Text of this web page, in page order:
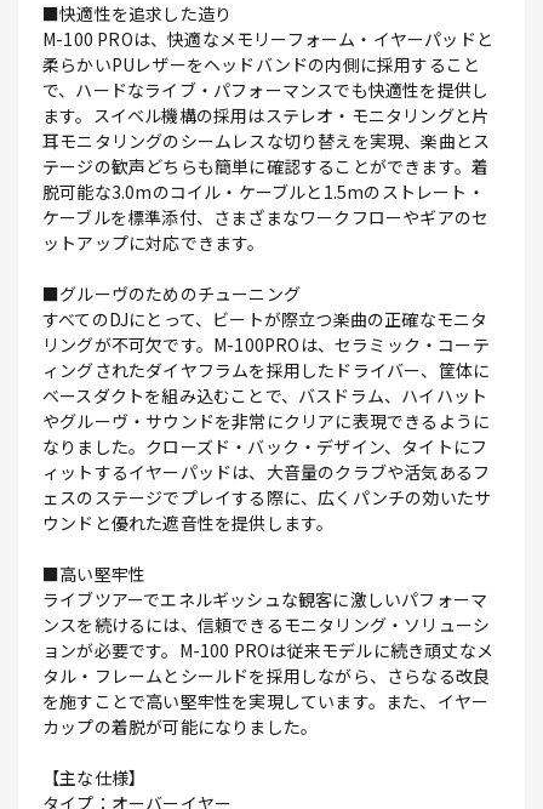
■快適性を追求した造り
M-100 PROは、快適なメモリーフォーム・イヤーパッドと
柔らかいPUレザーをヘッドバンドの内側に採用すること
で、ハードなライブ・パフォーマンスでも快適性を提供し
ます。スイベル機構の採用はステレオ・モニタリングと片
耳モニタリングのシームレスな切り替えを実現、楽曲とス
テージの歓声どちらも簡単に確認することができます。着
脱可能な3.0mのコイル・ケーブルと1.5mのストレート・
ケーブルを標準添付、さまざまなワークフローやギアのセ
ットアップに対応できます。
■グルーヴのためのチューニング
すべてのDJにとって、ビートが際立つ楽曲の正確なモニタ
リングが不可欠です。M-100PROは、セラミック・コーテ
ィングされたダイヤフラムを採用したドライバー、筐体に
ベースダクトを組み込むことで、バスドラム、ハイハット
やグルーヴ・サウンドを非常にクリアに表現できるように
なりました。クローズド・バック・デザイン、タイトにフ
ィットするイヤーパッドは、大音量のクラブや活気あるフ
ェスのステージでプレイする際に、広くパンチの効いたサ
ウンドと優れた遮音性を提供します。
■高い堅牢性
ライブツアーでエネルギッシュな観客に激しいパフォーマ
ンスを続けるには、信頼できるモニタリング・ソリューシ
ョンが必要です。M-100 PROは従来モデルに続き頑丈なメ
タル・フレームとシールドを採用しながら、さらなる改良
を施すことで高い堅牢性を実現しています。また、イヤー
カップの着脱が可能になりました。
【主な仕様】
タイプ：オーバーイヤー